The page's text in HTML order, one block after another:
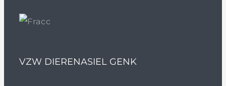
VZW DIERENASIEL GENK